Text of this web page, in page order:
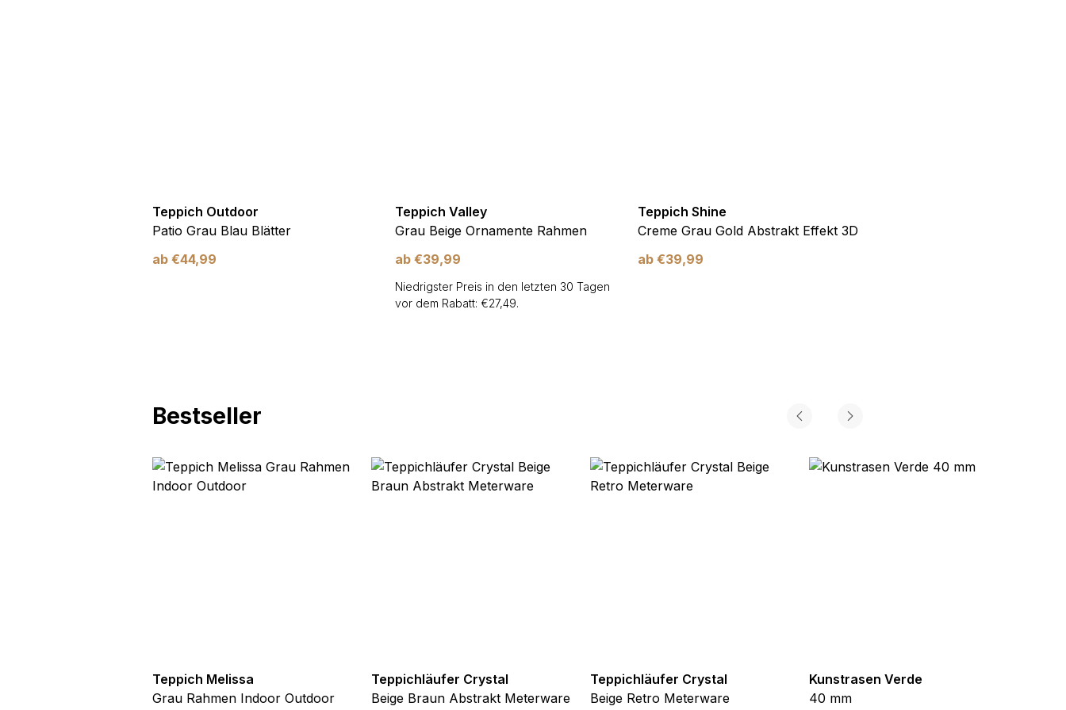
Teppich Outdoor
Patio Grau Blau Blätter
ab €44,99
Teppich Valley
Grau Beige Ornamente Rahmen
ab €39,99
Niedrigster Preis in den letzten 30 Tagen
vor dem Rabatt: €27,49.
Teppich Shine
Creme Grau Gold Abstrakt Effekt 3D
ab €39,99
Bestseller
Teppich Melissa
Grau Rahmen Indoor Outdoor
Teppichläufer Crystal
Beige Braun Abstrakt Meterware
Teppichläufer Crystal
Beige Retro Meterware
Kunstrasen Verde
40 mm